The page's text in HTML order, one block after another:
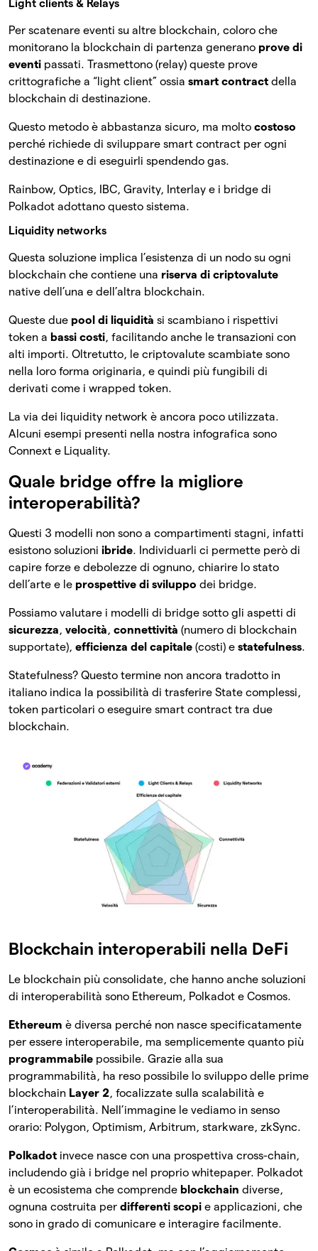
Light clients & Relays
Per scatenare eventi su altre blockchain, coloro che
monitorano la blockchain di partenza generano prove di
eventi passati. Trasmettono (relay) queste prove
crittografiche a “light client” ossia smart contract della
blockchain di destinazione.
Questo metodo è abbastanza sicuro, ma molto costoso
perché richiede di sviluppare smart contract per ogni
destinazione e di eseguirli spendendo gas.
Rainbow, Optics, IBC, Gravity, Interlay e i bridge di
Polkadot adottano questo sistema.
Liquidity networks
Questa soluzione implica l’esistenza di un nodo su ogni
blockchain che contiene una riserva di criptovalute
native dell’una e dell’altra blockchain.
Queste due pool di liquidità si scambiano i rispettivi
token a bassi costi, facilitando anche le transazioni con
alti importi. Oltretutto, le criptovalute scambiate sono
nella loro forma originaria, e quindi più fungibili di
derivati come i wrapped token.
La via dei liquidity network è ancora poco utilizzata.
Alcuni esempi presenti nella nostra infografica sono
Connext e Liquality.
Quale bridge offre la migliore
interoperabilità?
Questi 3 modelli non sono a compartimenti stagni, infatti
esistono soluzioni ibride. Individuarli ci permette però di
capire forze e debolezze di ognuno, chiarire lo stato
dell’arte e le prospettive di sviluppo dei bridge.
Possiamo valutare i modelli di bridge sotto gli aspetti di
sicurezza, velocità, connettività (numero di blockchain
supportate), efficienza del capitale (costi) e statefulness.
Statefulness? Questo termine non ancora tradotto in
italiano indica la possibilità di trasferire State complessi,
token particolari o eseguire smart contract tra due
blockchain.
Blockchain interoperabili nella DeFi
Le blockchain più consolidate, che hanno anche soluzioni
di interoperabilità sono Ethereum, Polkadot e Cosmos.
Ethereum è diversa perché non nasce specificatamente
per essere interoperabile, ma semplicemente quanto più
programmabile possibile. Grazie alla sua
programmabilità, ha reso possibile lo sviluppo delle prime
blockchain Layer 2, focalizzate sulla scalabilità e
l’interoperabilità. Nell’immagine le vediamo in senso
orario: Polygon, Optimism, Arbitrum, starkware, zkSync.
Polkadot invece nasce con una prospettiva cross-chain,
includendo già i bridge nel proprio whitepaper. Polkadot
è un ecosistema che comprende blockchain diverse,
ognuna costruita per differenti scopi e applicazioni, che
sono in grado di comunicare e interagire facilmente.